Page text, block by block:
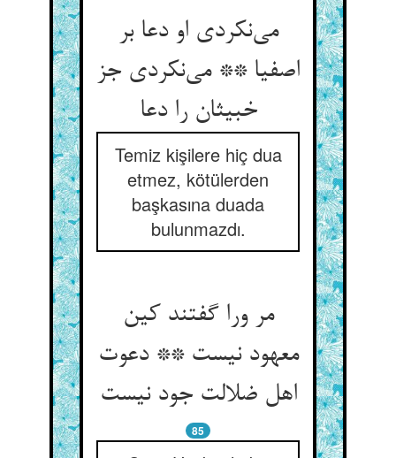
می‌نکردی او دعا بر
اصفیا ** می‌نکردی جز
خبیثان را دعا
Temiz kişilere hiç dua
etmez, kötülerden
başkasına duada
bulunmazdı.
مر ورا گفتند کین
معهود نیست ** دعوت
اهل ضلالت جود نیست
85